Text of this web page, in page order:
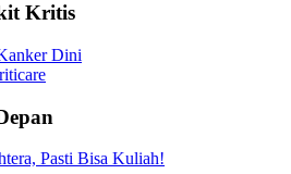
Kritis
Dini
Pasti Bisa Kuliah!